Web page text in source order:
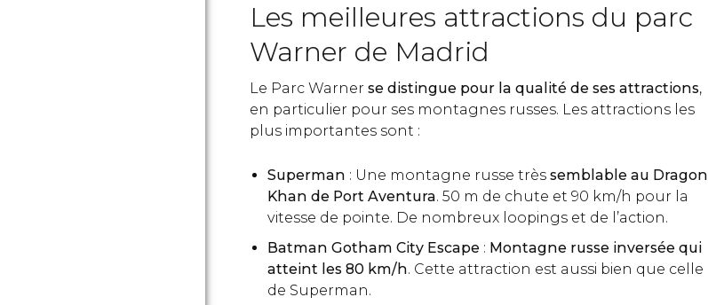
Les meilleures attractions du parc
Warner de Madrid
Le Parc Warner se distingue pour la qualité de ses attractions,
en particulier pour ses montagnes russes. Les attractions les
plus importantes sont :
Superman : Une montagne russe très semblable au Dragon
Khan de Port Aventura. 50 m de chute et 90 km/h pour la
vitesse de pointe. De nombreux loopings et de l’action.
Batman Gotham City Escape : Montagne russe inversée qui
atteint les 80 km/h. Cette attraction est aussi bien que celle
de Superman.